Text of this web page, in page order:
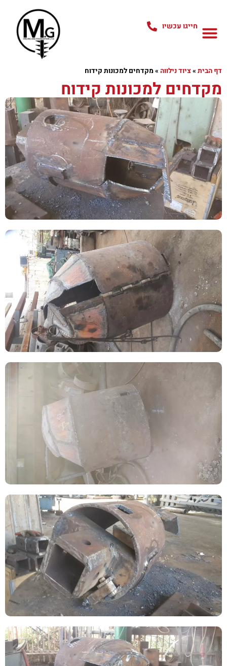
חייגו עכשיו
דף הבית »ציוד נילווה »מקדחים למכונות קידוח
מקדחים למכונות קידוח